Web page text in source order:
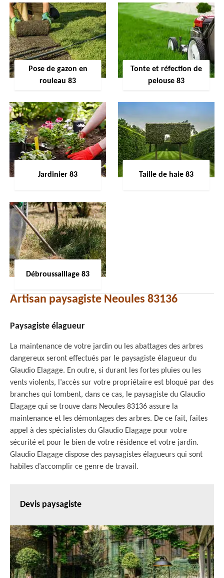
Pose de gazon en
rouleau 83
Tonte et réfection de
pelouse 83
Jardinier 83 Taille de haie 83
Débroussaillage 83
Artisan paysagiste Neoules 83136
Paysagiste élagueur
La maintenance de votre jardin ou les abattages des arbres
dangereux seront effectués par le paysagiste élagueur du
Glaudio Elagage. En outre, si durant les fortes pluies ou les
vents violents, l’accès sur votre propriétaire est bloqué par des
branches qui tombent, dans ce cas, le paysagiste du Glaudio
Elagage qui se trouve dans Neoules 83136 assure la
maintenance et les démontages des arbres. De ce fait, faites
appel à des spécialistes du Glaudio Elagage pour votre
sécurité et pour le bien de votre résidence et votre jardin.
Glaudio Elagage dispose des paysagistes élagueurs qui sont
habiles d’accomplir ce genre de travail.
Devis paysagiste